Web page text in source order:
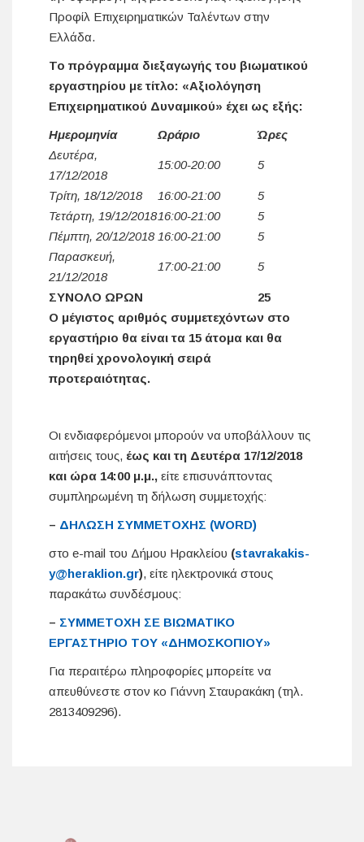
Προφίλ Επιχειρηματικών Ταλέντων στην
Ελλάδα.
Το πρόγραμμα διεξαγωγής του βιωματικού
εργαστηρίου με τίτλο: «Αξιολόγηση
Επιχειρηματικού Δυναμικού» έχει ως εξής:
Ημερομηνία Ωράριο
Ώρες
Δευτέρα,
17/12/2018
15:00-20:00 5
Τρίτη, 18/12/2018 16:00-21:00
5
Τετάρτη, 19/12/201816:00-21:00
5
Πέμπτη, 20/12/2018 16:00-21:00
5
Παρασκευή,
21/12/2018
17:00-21:00 5
ΣΥΝΟΛΟ ΩΡΩΝ
25
Ο μέγιστος αριθμός συμμετεχόντων στο
εργαστήριο θα είναι τα 15 άτομα και θα
τηρηθεί χρονολογική σειρά
προτεραιότητας.
Οι ενδιαφερόμενοι μπορούν να υποβάλλουν τις
αιτήσεις τους, έως και τη Δευτέρα 17/12/2018
και ώρα 14:00 μ.μ., είτε επισυνάπτοντας
συμπληρωμένη τη δήλωση συμμετοχής:
– ΔΗΛΩΣΗ ΣΥΜΜΕΤΟΧΗΣ (WORD)
στο e-mail του Δήμου Ηρακλείου (stavrakakis-
y@heraklion.gr), είτε ηλεκτρονικά στους
παρακάτω συνδέσμους:
– ΣΥΜΜΕΤΟΧΗ ΣΕ ΒΙΩΜΑΤΙΚΟ
ΕΡΓΑΣΤΗΡΙΟ ΤΟΥ «ΔΗΜΟΣΚΟΠΙΟΥ»
Για περαιτέρω πληροφορίες μπορείτε να
απευθύνεστε στον κο Γιάννη Σταυρακάκη (τηλ.
2813409296).